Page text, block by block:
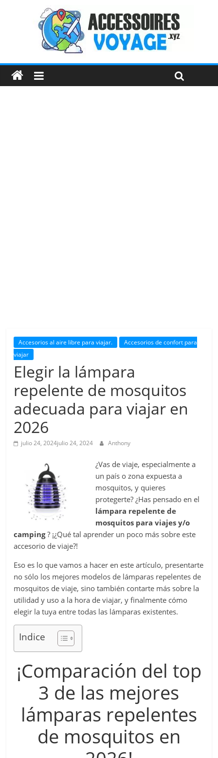
Accesorios al aire libre para viajar.
Accesorios de confort para
viajar
Elegir la lámpara
repelente de mosquitos
adecuada para viajar en
2026
julio 24, 2024julio 24, 2024 Anthony
¿Vas de viaje, especialmente a
un país o zona expuesta a
mosquitos, y quieres
protegerte? ¿Has pensado en el
lámpara repelente de
mosquitos para viajes y/o
camping? ¡¿Qué tal aprender un poco más sobre este
accesorio de viaje?!
Eso es lo que vamos a hacer en este artículo, presentarte
no sólo los mejores modelos de lámparas repelentes de
mosquitos de viaje, sino también contarte más sobre la
utilidad y uso a la hora de viajar, y finalmente cómo
elegir la tuya entre todas las lámparas existentes.
Indice
¡Comparación del top
3 de las mejores
lámparas repelentes
de mosquitos en